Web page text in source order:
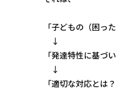
「子どもの（困っ
↓
「発達特性に基づ
↓
「適切な対応とは？